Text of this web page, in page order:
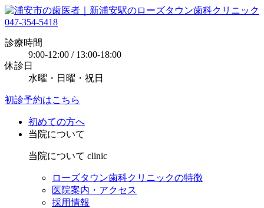
047-354-5418
診療時間
9:00-12:00 / 13:00-18:00
休診日
水曜・日曜・祝日
初診予約はこちら
初めての方へ
当院について
当院について clinic
ローズタウン歯科クリニックの特徴
医院案内・アクセス
採用情報